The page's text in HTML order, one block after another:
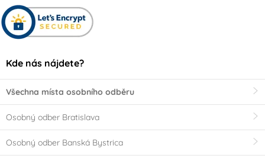
Kde nás nájdete?
Všechna místa osobního odběru
Osobný odber Bratislava
Osobný odber Banská Bystrica